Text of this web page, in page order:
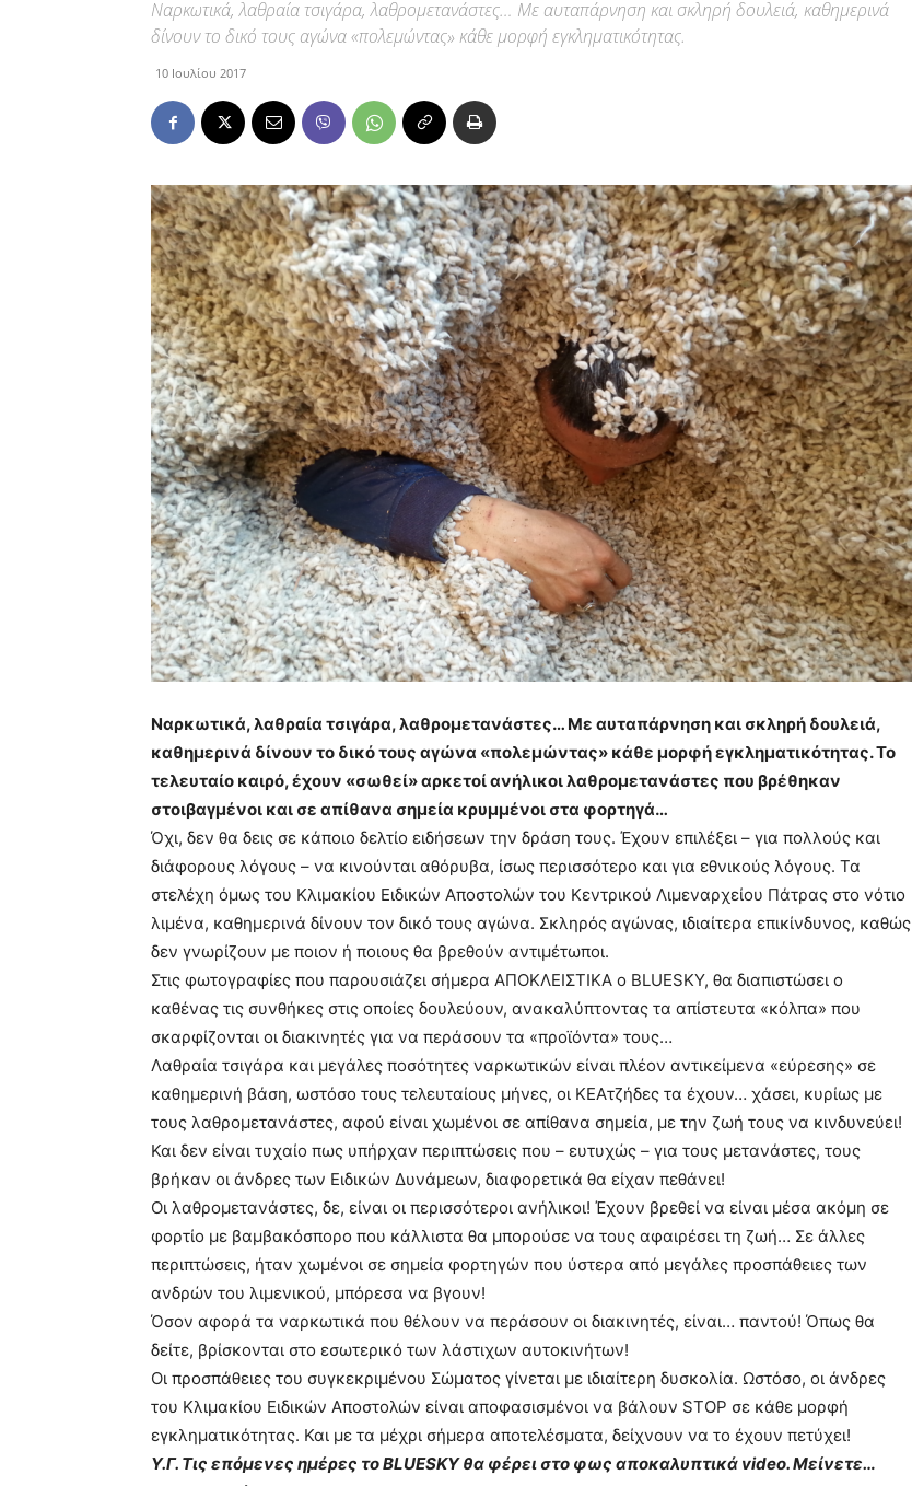
Ναρκωτικά, λαθραία τσιγάρα, λαθρομετανάστες… Με αυταπάρνηση και σκληρή δουλειά, καθημερινά
δίνουν το δικό τους αγώνα «πολεμώντας» κάθε μορφή εγκληματικότητας.
10 Ιουλίου 2017
Ναρκωτικά, λαθραία τσιγάρα, λαθρομετανάστες… Με αυταπάρνηση και σκληρή δουλειά,
καθημερινά δίνουν το δικό τους αγώνα «πολεμώντας» κάθε μορφή εγκληματικότητας. Το
τελευταίο καιρό, έχουν «σωθεί» αρκετοί ανήλικοι λαθρομετανάστες που βρέθηκαν
στοιβαγμένοι και σε απίθανα σημεία κρυμμένοι στα φορτηγά…
Όχι, δεν θα δεις σε κάποιο δελτίο ειδήσεων την δράση τους. Έχουν επιλέξει – για πολλούς και
διάφορους λόγους – να κινούνται αθόρυβα, ίσως περισσότερο και για εθνικούς λόγους. Τα
στελέχη όμως του Κλιμακίου Ειδικών Αποστολών του Κεντρικού Λιμεναρχείου Πάτρας στο νότιο
λιμένα, καθημερινά δίνουν τον δικό τους αγώνα. Σκληρός αγώνας, ιδιαίτερα επικίνδυνος, καθώς
δεν γνωρίζουν με ποιον ή ποιους θα βρεθούν αντιμέτωποι.
Στις φωτογραφίες που παρουσιάζει σήμερα ΑΠΟΚΛΕΙΣΤΙΚΑ ο BLUESKY, θα διαπιστώσει ο
καθένας τις συνθήκες στις οποίες δουλεύουν, ανακαλύπτοντας τα απίστευτα «κόλπα» που
σκαρφίζονται οι διακινητές για να περάσουν τα «προϊόντα» τους…
Λαθραία τσιγάρα και μεγάλες ποσότητες ναρκωτικών είναι πλέον αντικείμενα «εύρεσης» σε
καθημερινή βάση, ωστόσο τους τελευταίους μήνες, οι ΚΕΑτζήδες τα έχουν… χάσει, κυρίως με
τους λαθρομετανάστες, αφού είναι χωμένοι σε απίθανα σημεία, με την ζωή τους να κινδυνεύει!
Και δεν είναι τυχαίο πως υπήρχαν περιπτώσεις που – ευτυχώς – για τους μετανάστες, τους
βρήκαν οι άνδρες των Ειδικών Δυνάμεων, διαφορετικά θα είχαν πεθάνει!
Οι λαθρομετανάστες, δε, είναι οι περισσότεροι ανήλικοι! Έχουν βρεθεί να είναι μέσα ακόμη σε
φορτίο με βαμβακόσπορο που κάλλιστα θα μπορούσε να τους αφαιρέσει τη ζωή… Σε άλλες
περιπτώσεις, ήταν χωμένοι σε σημεία φορτηγών που ύστερα από μεγάλες προσπάθειες των
ανδρών του λιμενικού, μπόρεσα να βγουν!
Όσον αφορά τα ναρκωτικά που θέλουν να περάσουν οι διακινητές, είναι… παντού! Όπως θα
δείτε, βρίσκονται στο εσωτερικό των λάστιχων αυτοκινήτων!
Οι προσπάθειες του συγκεκριμένου Σώματος γίνεται με ιδιαίτερη δυσκολία. Ωστόσο, οι άνδρες
του Κλιμακίου Ειδικών Αποστολών είναι αποφασισμένοι να βάλουν STOP σε κάθε μορφή
εγκληματικότητας. Και με τα μέχρι σήμερα αποτελέσματα, δείχνουν να το έχουν πετύχει!
Υ.Γ. Τις επόμενες ημέρες το BLUESKY θα φέρει στο φως αποκαλυπτικά video. Μείνετε…